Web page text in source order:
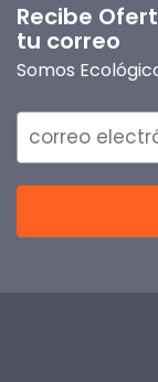
Recibe
tu correo
Somos